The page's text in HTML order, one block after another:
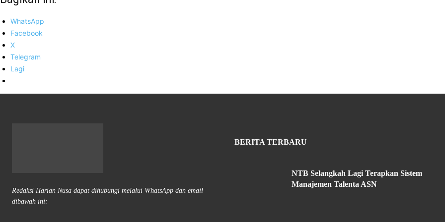
WhatsApp
Facebook
X
Telegram
Lagi
Redaksi Harian Nusa dapat dihubungi melalui WhatsApp dan email
dibawah ini:
BERITA TERBARU
NTB Selangkah Lagi Terapkan Sistem
Manajemen Talenta ASN